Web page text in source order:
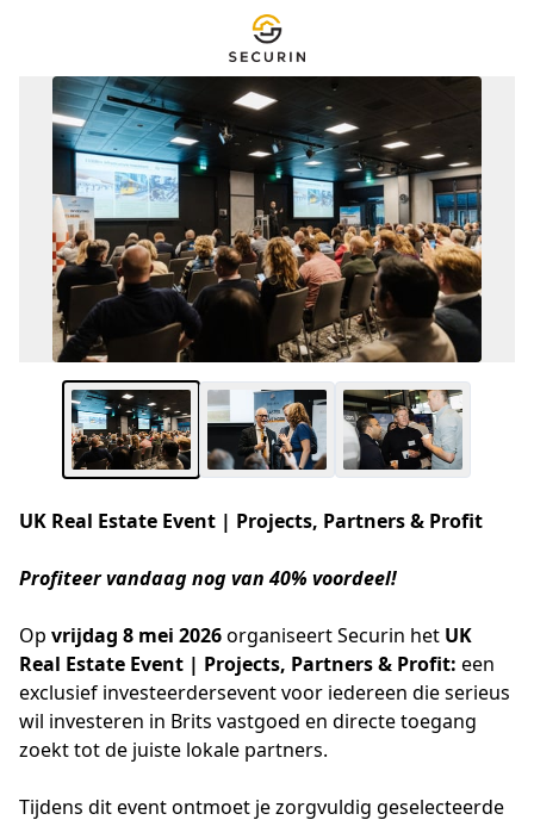
UK Real Estate Event | Projects, Partners & Profit
Profiteer vandaag nog van 40% voordeel!
Op vrijdag 8 mei 2026 organiseert Securin het UK
Real Estate Event | Projects, Partners & Profit: een
exclusief investeerders­event voor iedereen die serieus
wil investeren in Brits vastgoed en directe toegang
zoekt tot de juiste lokale partners.